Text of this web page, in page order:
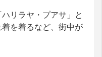
リラヤ・プアサ」と
を着るなど、街中が